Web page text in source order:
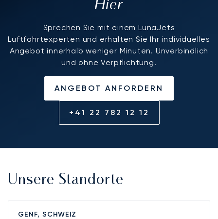
Hier
Sprechen Sie mit einem LunaJets
Luftfahrtexperten und erhalten Sie Ihr individuelles
Angebot innerhalb weniger Minuten. Unverbindlich
und ohne Verpflichtung.
ANGEBOT ANFORDERN
+41 22 782 12 12
Unsere Standorte
GENF, SCHWEIZ